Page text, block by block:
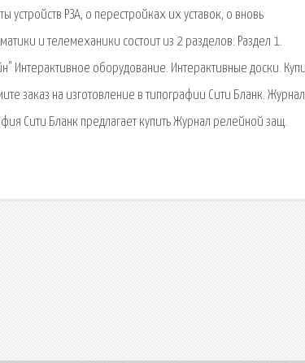
РЗА, о перестройках их уставок, о вновь
и телемеханики состоит из 2 разделов: Раздел 1.
Интерактивное оборудование. Интерактивные доски.
заказ на изготовление в типографии Сити Бланк.
Сити Бланк предлагает купить Журнал релейной защ.